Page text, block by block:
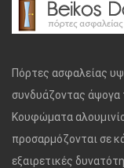
Πόρτες ασφαλείας
συνδυάζοντας άψογα
Κουφώματα
προσαρμόζονται σε
εξαιρετικές